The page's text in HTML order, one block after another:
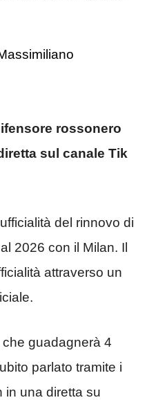
rossonero
sul canale Tik
del rinnovo di
2026 con il Milan. Il
attraverso un
guadagnerà 4
parlato tramite i
in una diretta su